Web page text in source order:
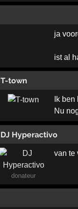
ja
ist al
T-town
Ik
Nu
DJ Hyperactivo
donateur
van te